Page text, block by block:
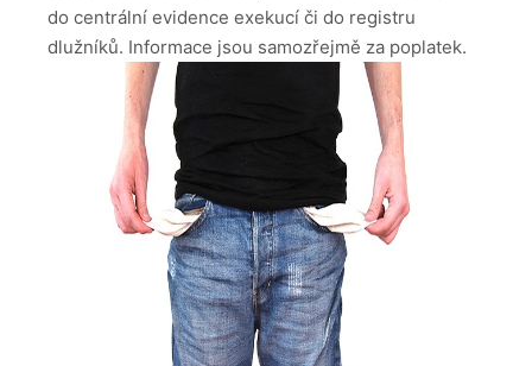
do centrální evidence exekucí či do registru
dlužníků. Informace jsou samozřejmě za poplatek.